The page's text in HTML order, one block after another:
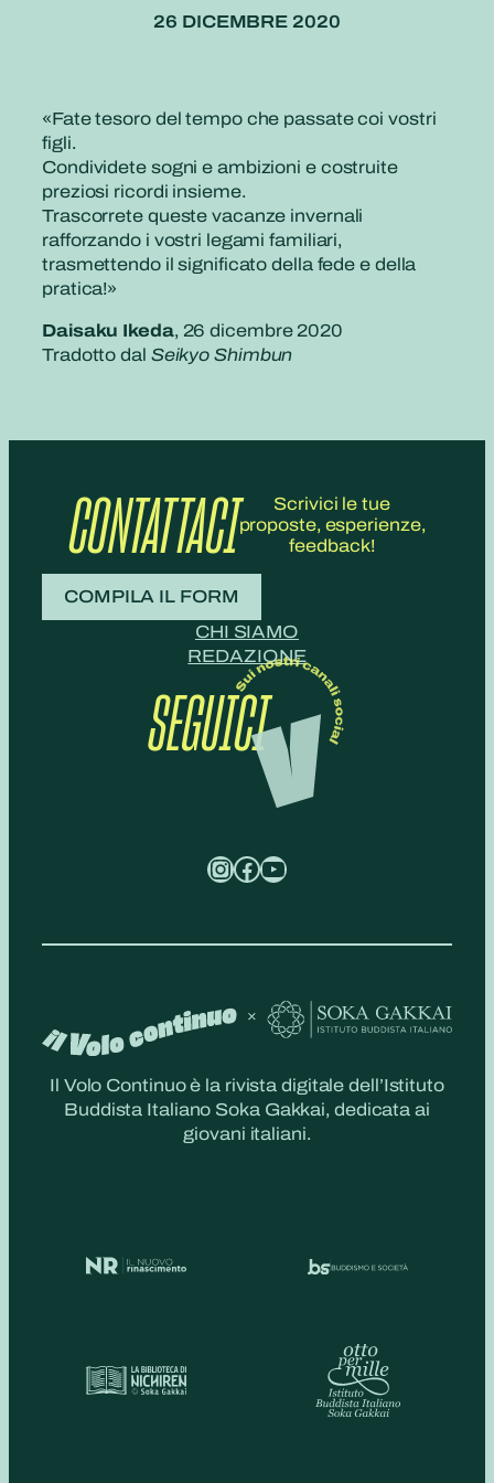
26 DICEMBRE 2020
«Fate tesoro del tempo che passate coi vostri
figli.
Condividete sogni e ambizioni e costruite
preziosi ricordi insieme.
Trascorrete queste vacanze invernali
rafforzando i vostri legami familiari,
trasmettendo il significato della fede e della
pratica!»
Daisaku Ikeda, 26 dicembre 2020
Tradotto dal Seikyo Shimbun
CONTATTACI
Scrivici le tue
proposte, esperienze,
feedback!
COMPILA IL FORM
CHI SIAMO
REDAZIONE
SEGUICI
InstagramFacebook YouTube
Il Volo Continuo è la rivista digitale dell’Istituto
Buddista Italiano Soka Gakkai, dedicata ai
giovani italiani.